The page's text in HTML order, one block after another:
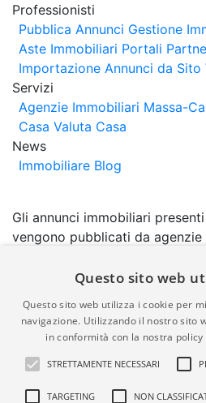
Professionisti
Pubblica Annunci Gestione
Aste Immobiliari Portali
Importazione Annunci da Sito
Servizi
Agenzie Immobiliari Massa-
Casa Valuta Casa
News
Immobiliare Blog
Gli annunci immobiliari
vengono pubblicati da
comporta l'approvazione o
garanzia da parte di
quindi non è responsabile
correttezza, della
materia di privacy e/o di alcun
suddetti annunci.
Questo sito web
Questo sito web utilizza i cookie per
navigazione. Utilizzando il nostro sito
in conformità con la nostra policy
STRETTAMENTE NECESSARI
TARGETING NON